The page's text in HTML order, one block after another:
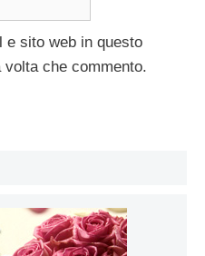
e sito web in questo
che commento.